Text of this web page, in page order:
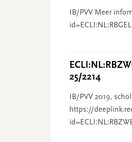
IB/PVV Meer
25/2214
IB/PVV 2019,
https://